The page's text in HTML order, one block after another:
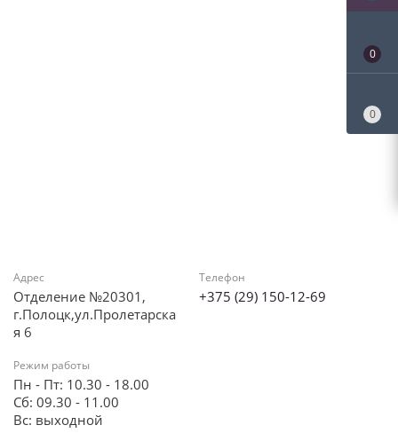
Адрес
Отделение №20301,
г.Полоцк,ул.Пролетарска
я 6
Телефон
+375 (29) 150-12-69
Режим работы
Пн - Пт: 10.30 - 18.00
Сб: 09.30 - 11.00
Вс: выходной
0
0